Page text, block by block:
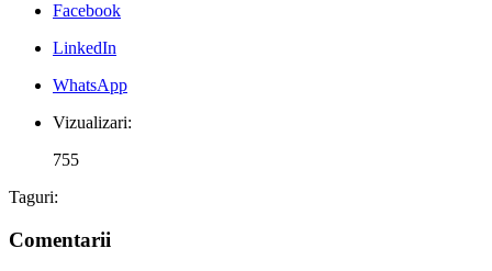
Facebook
LinkedIn
WhatsApp
Vizualizari:
755
Taguri:
Comentarii